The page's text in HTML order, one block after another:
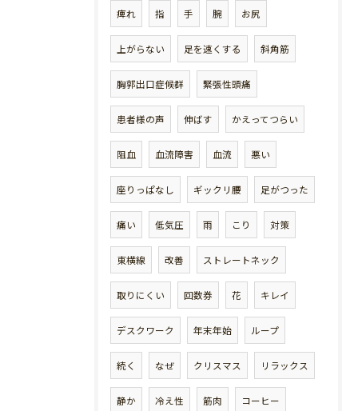
痺れ 指 手 腕 お尻
上がらない 足を速くする 斜角筋
胸郭出口症候群 緊張性頭痛
患者様の声 伸ばす かえってつらい
阻血 血流障害 血流 悪い
座りっぱなし ギックリ腰 足がつった
痛い 低気圧 雨 こり 対策
東横線 改善 ストレートネック
取りにくい 回数券 花 キレイ
デスクワーク 年末年始 ループ
続く なぜ クリスマス リラックス
静か 冷え性 筋肉 コーヒー